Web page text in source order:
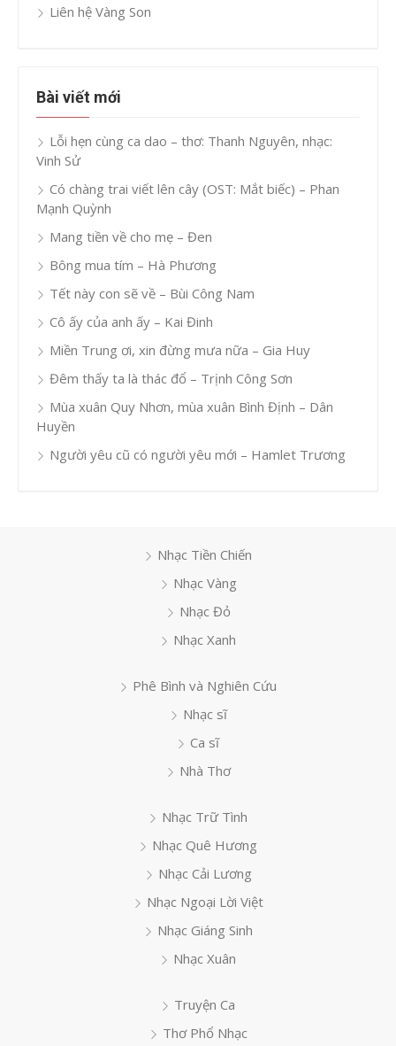
Liên hệ Vàng Son
Bài viết mới
Lỗi hẹn cùng ca dao – thơ: Thanh Nguyên, nhạc:
Vinh Sử
Có chàng trai viết lên cây (OST: Mắt biếc) – Phan
Mạnh Quỳnh
Mang tiền về cho mẹ – Đen
Bông mua tím – Hà Phương
Tết này con sẽ về – Bùi Công Nam
Cô ấy của anh ấy – Kai Đinh
Miền Trung ơi, xin đừng mưa nữa – Gia Huy
Đêm thấy ta là thác đổ – Trịnh Công Sơn
Mùa xuân Quy Nhơn, mùa xuân Bình Định – Dân
Huyền
Người yêu cũ có người yêu mới – Hamlet Trương
Nhạc Tiền Chiến
Nhạc Vàng
Nhạc Đỏ
Nhạc Xanh
Phê Bình và Nghiên Cứu
Nhạc sĩ
Ca sĩ
Nhà Thơ
Nhạc Trữ Tình
Nhạc Quê Hương
Nhạc Cải Lương
Nhạc Ngoại Lời Việt
Nhạc Giáng Sinh
Nhạc Xuân
Truyện Ca
Thơ Phổ Nhạc